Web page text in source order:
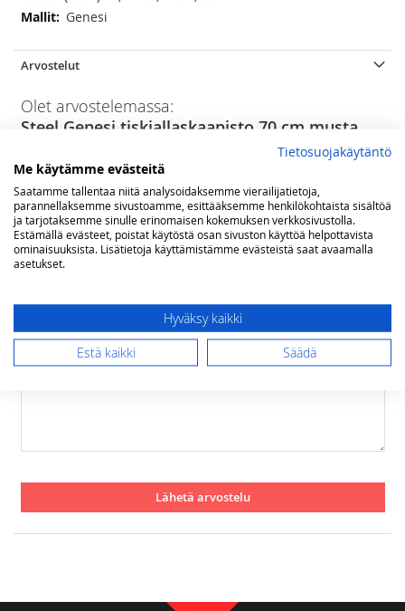
Genesi
Arvostelut
Olet arvostelemassa:
Steel Genesi tiskiallaskaapisto 70 cm musta
1
star
2
stars
3
stars
4
stars
5
stars
Nimimerkki
Yhteenveto
Lähetä arvostelu
Tietosuojakäytäntö
Me käytämme evästeitä
Saatamme tallentaa niitä analysoidaksemme vierailijatietoja,
parannellaksemme sivustoamme, esittääksemme henkilökohtaista sisältöä
ja tarjotaksemme sinulle erinomaisen kokemuksen verkkosivustolla.
Estämällä evästeet, poistat käytöstä osan sivuston käyttöä helpottavista
ominaisuuksista. Lisätietoja käyttämistämme evästeistä saat avaamalla
asetukset.
Hyväksy kaikki
Estä kaikki Säädä